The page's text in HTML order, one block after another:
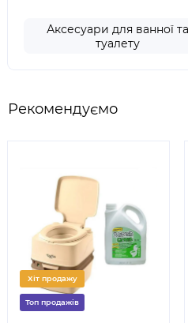
Аксесуари для ванної та
туалету
Рекомендуємо
Хіт продажу
Топ продажів